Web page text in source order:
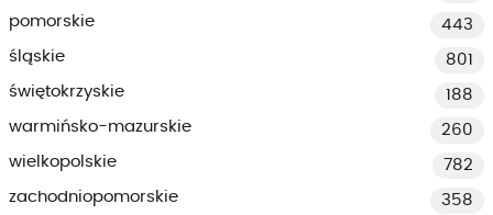
pomorskie
443
śląskie
801
świętokrzyskie
188
warmińsko-mazurskie
260
wielkopolskie
782
zachodniopomorskie
358